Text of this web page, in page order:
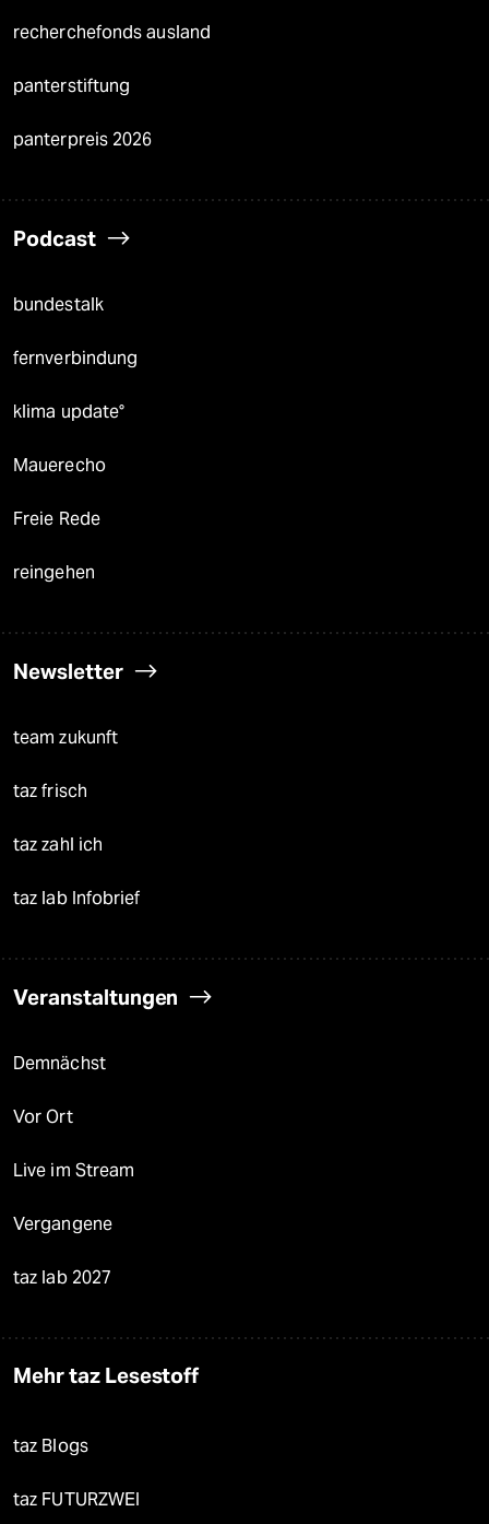
recherchefonds ausland
panterstiftung
panterpreis 2026
Podcast
bundestalk
fernverbindung
klima update°
Mauerecho
Freie Rede
reingehen
Newsletter
team zukunft
taz frisch
taz zahl ich
taz lab Infobrief
Veranstaltungen
Demnächst
Vor Ort
Live im Stream
Vergangene
taz lab 2027
Mehr taz Lesestoff
taz Blogs
taz FUTURZWEI